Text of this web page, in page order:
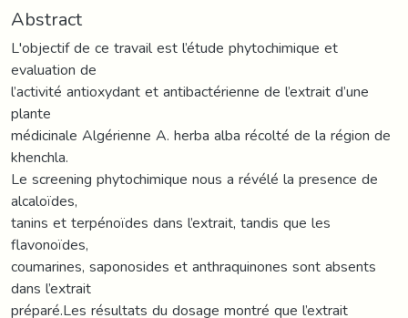
Abstract
L'objectif de ce travail est l’étude phytochimique et
evaluation de
l’activité antioxydant et antibactérienne de l’extrait d’une
plante
médicinale Algérienne A. herba alba récolté de la région de
khenchla.
Le screening phytochimique nous a révélé la presence de
alcaloïdes,
tanins et terpénoïdes dans l’extrait, tandis que les
flavonoïdes,
coumarines, saponosides et anthraquinones sont absents
dans l’extrait
préparé.Les résultats du dosage montré que l’extrait